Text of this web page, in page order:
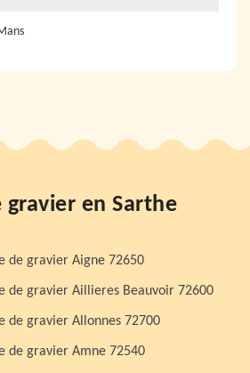
gravier en Sarthe
de gravier Aigne 72650
de gravier Aillieres Beauvoir 72600
de gravier Allonnes 72700
de gravier Amne 72540